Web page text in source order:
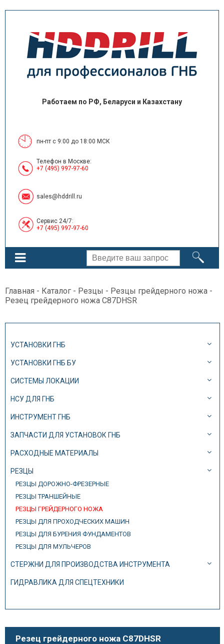
Работаем по РФ, Беларуси и Казахстану
пн-пт с 9:00 до 18:00 МСК
Телефон в Москве:
+7 (495) 997-97-60
sales@hddrill.ru
Сервис 24/7:
+7 (495) 997-97-60
Главная - Каталог - Резцы - Резцы грейдерного ножа -
Резец грейдерного ножа C87DHSR
УСТАНОВКИ ГНБ
УСТАНОВКИ ГНБ БУ
СИСТЕМЫ ЛОКАЦИИ
НСУ ДЛЯ ГНБ
ИНСТРУМЕНТ ГНБ
ЗАПЧАСТИ ДЛЯ УСТАНОВОК ГНБ
РАСХОДНЫЕ МАТЕРИАЛЫ
РЕЗЦЫ
РЕЗЦЫ ДОРОЖНО-ФРЕЗЕРНЫЕ
РЕЗЦЫ ТРАНШЕЙНЫЕ
РЕЗЦЫ ГРЕЙДЕРНОГО НОЖА
РЕЗЦЫ ДЛЯ ПРОХОДЧЕСКИХ МАШИН
РЕЗЦЫ ДЛЯ БУРЕНИЯ ФУНДАМЕНТОВ
РЕЗЦЫ ДЛЯ МУЛЬЧЕРОВ
СТЕРЖНИ ДЛЯ ПРОИЗВОДСТВА ИНСТРУМЕНТА
ГИДРАВЛИКА ДЛЯ СПЕЦТЕХНИКИ
Резец грейдерного ножа C87DHSR